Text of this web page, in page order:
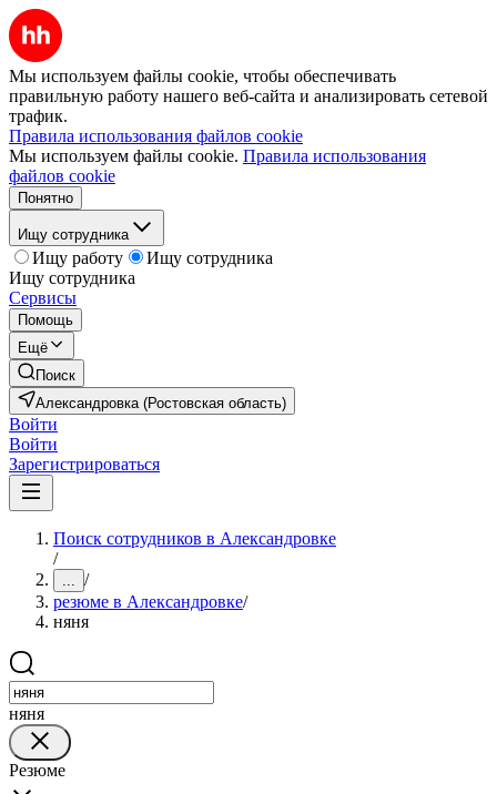
Мы используем файлы cookie, чтобы обеспечивать
правильную работу нашего веб-сайта и анализировать сетевой
трафик.
Правила использования файлов cookie
Мы используем файлы cookie. Правила использования
файлов cookie
Понятно
Ищу сотрудника
Ищу работу
Ищу сотрудника
Ищу сотрудника
Сервисы
Помощь
Ещё
Поиск
Александровка (Ростовская область)
Войти
Войти
Зарегистрироваться
Поиск сотрудников в Александровке
/
... /
резюме в Александровке/
няня
няня
Резюме